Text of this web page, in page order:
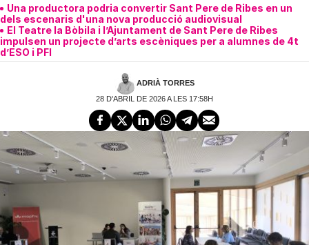
Una productora podria convertir Sant Pere de Ribes en un
dels escenaris d'una nova producció audiovisual
El Teatre la Bòbila i l’Ajuntament de Sant Pere de Ribes
impulsen un projecte d’arts escèniques per a alumnes de 4t
d’ESO i PFI
ADRIÀ TORRES
28 D'ABRIL DE 2026 A LES 17:58H